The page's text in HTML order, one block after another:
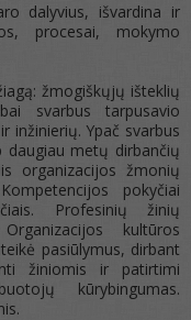
dalyvius, išvardina ir
procesai, mokymo
žmogiškųjų išteklių
svarbus tarpusavio
inžinierių. Ypač svarbus
metų dirbančių
organizacijos žmonių
pokyčiai
Profesinių žinių
kultūros
pasiūlymus, dirbant
žiniomis ir patirtimi
kūrybingumas.